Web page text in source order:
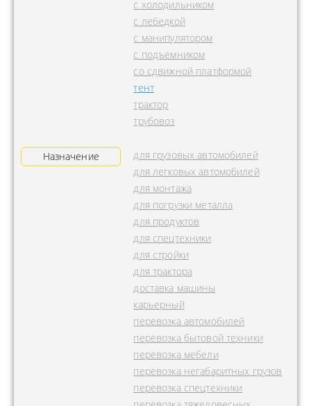
с холодильником
с лебедкой
с манипулятором
с подъемником
со сдвижной платформой
тент
трактор
трубовоз
Назначение
для грузовых автомобилей
для легковых автомобилей
для монтажа
для погрузки металла
для продуктов
для спецтехники
для стройки
для трактора
доставка машины
карьерный
перевозка автомобилей
перевозка бытовой техники
перевозка мебели
перевозка негабаритных грузов
перевозка спецтехники